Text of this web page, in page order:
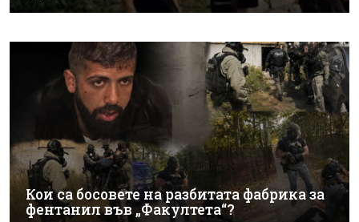
Кои са босовете на разбитата фабрика за
фентанил във „Факултета“?